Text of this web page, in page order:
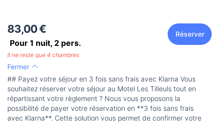
83,00 €
Pour 1 nuit, 2 pers.
Réserver
Il ne reste que 4 chambres
Fermer
## Payez votre séjour en 3 fois sans frais avec Klarna Vous
souhaitez réserver votre séjour au Motel Les Tilleuls tout en
répartissant votre règlement ? Nous vous proposons la
possibilité de payer votre réservation en **3 fois sans frais
avec Klarna**. Cette solution vous permet de confirmer votre